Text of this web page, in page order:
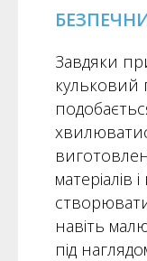
Завдяки
кульковий
матеріалів
навіть
під